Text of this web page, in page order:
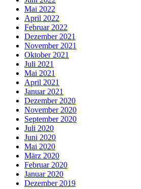
Mai 2022
April 2022
Februar 2022
Dezember 2021
November 2021
Oktober 2021
Juli 2021
Mai 2021
April 2021
Januar 2021
Dezember 2020
November 2020
September 2020
Juli 2020
Juni 2020
Mai 2020
März 2020
Februar 2020
Januar 2020
Dezember 2019